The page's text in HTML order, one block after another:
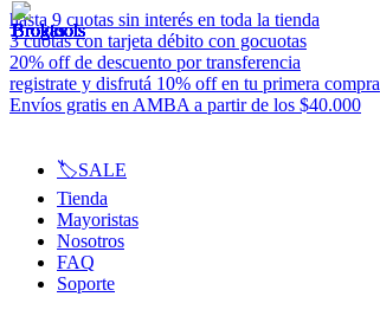
Ir
al
contenido
hasta 9 cuotas sin interés en toda la tienda
3 cuotas con tarjeta débito con gocuotas
20% off de descuento por transferencia
registrate y disfrutá 10% off en tu primera compra
Envíos gratis en AMBA a partir de los $40.000
🏷️SALE
Tienda
Mayoristas
Nosotros
FAQ
Soporte